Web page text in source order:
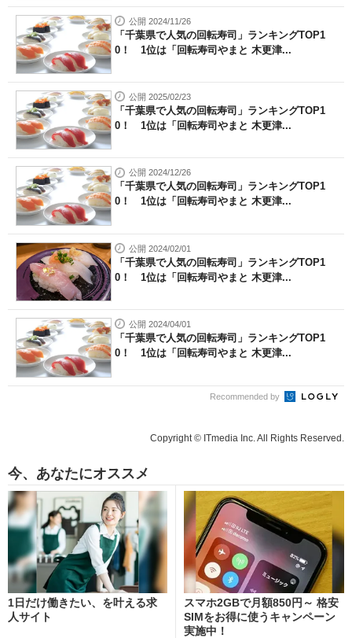
公開 2024/11/26
「千葉県で人気の回転寿司」ランキングTOP1
0！ 1位は「回転寿司やまと 木更津...
公開 2025/02/23
「千葉県で人気の回転寿司」ランキングTOP1
0！ 1位は「回転寿司やまと 木更津...
公開 2024/12/26
「千葉県で人気の回転寿司」ランキングTOP1
0！ 1位は「回転寿司やまと 木更津...
公開 2024/02/01
「千葉県で人気の回転寿司」ランキングTOP1
0！ 1位は「回転寿司やまと 木更津...
公開 2024/04/01
「千葉県で人気の回転寿司」ランキングTOP1
0！ 1位は「回転寿司やまと 木更津...
Recommended by
Copyright © ITmedia Inc. All Rights Reserved.
今、あなたにオススメ
1日だけ働きたい、を叶える求
人サイト
スマホ2GBで月額850円～ 格安
SIMをお得に使うキャンペーン
実施中！